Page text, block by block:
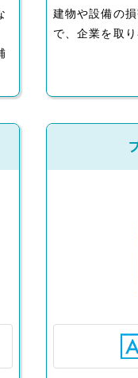
建物や設備の
で、企業を取